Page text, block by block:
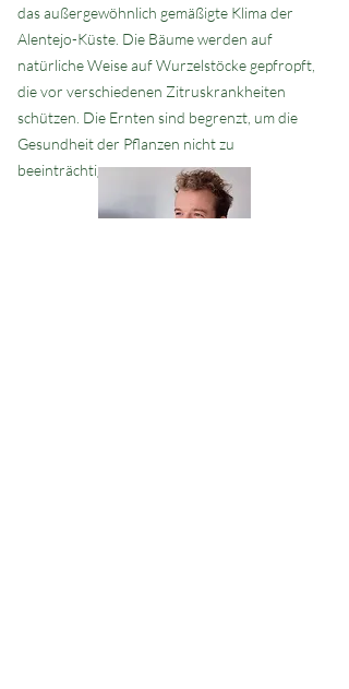
das außergewöhnlich gemäßigte Klima der
Alentejo-Küste. Die Bäume werden auf
natürliche Weise auf Wurzelstöcke gepfropft,
die vor verschiedenen Zitruskrankheiten
schützen. Die Ernten sind begrenzt, um die
Gesundheit der Pflanzen nicht zu
beeinträchtigen.